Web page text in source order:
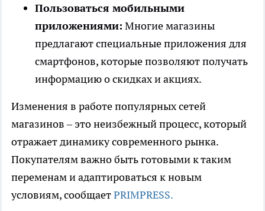
Пользоваться мобильными
приложениями: Многие магазины
предлагают специальные приложения для
смартфонов, которые позволяют получать
информацию о скидках и акциях.
Изменения в работе популярных сетей
магазинов – это неизбежный процесс, который
отражает динамику современного рынка.
Покупателям важно быть готовыми к таким
переменам и адаптироваться к новым
условиям, сообщаетPRIMPRESS.